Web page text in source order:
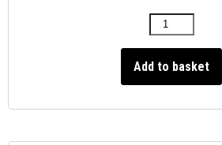
Add to basket